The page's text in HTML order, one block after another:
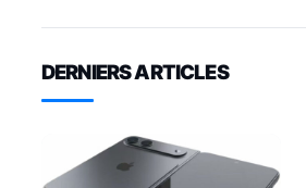
DERNIERS ARTICLES